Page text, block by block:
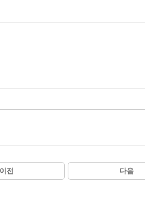
이전 다음